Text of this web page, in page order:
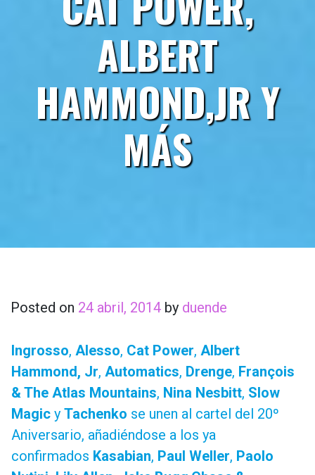
ALBERT
HAMMOND,JR Y
MÁS
Posted on 24 abril, 2014 by duende
Ingrosso, Alesso, Cat Power, Albert
Hammond, Jr, Automatics, Drenge, François
& The Atlas Mountains, Nina Nesbitt, Slow
Magic y Tachenko se unen al cartel del 20º
Aniversario, añadiéndose a los ya
confirmados Kasabian, Paul Weller, Paolo